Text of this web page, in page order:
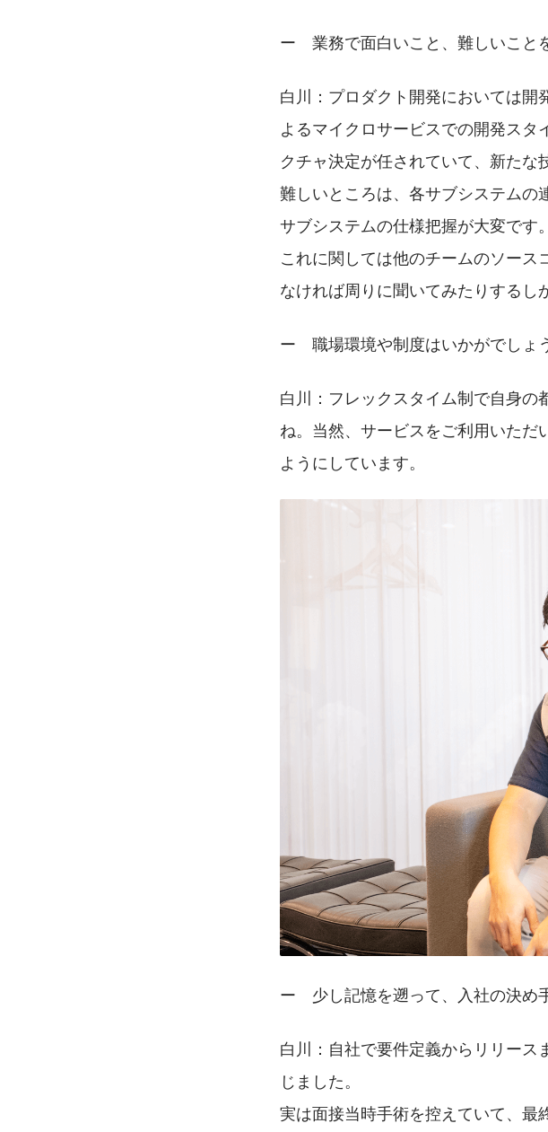
ー　業務で面白いこと、難しいこ
白川：プロダクト開発においては
よるマイクロサービスでの開発ス
クチャ決定が任されていて、新たな
難しいところは、各サブシステム
サブシステムの仕様把握が大変です。
これに関しては他のチームのソー
なければ周りに聞いてみたりするし
ー　職場環境や制度はいかがでしょ
白川：フレックスタイム制で自身
ね。当然、サービスをご利用いた
ようにしています。
ー　少し記憶を遡って、入社の決め
白川：自社で要件定義からリリー
じました。
実は面接当時手術を控えていて、最